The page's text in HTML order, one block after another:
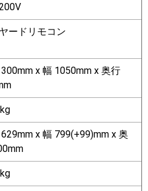
ードリモコン
x 幅 1050mm x 奥行
x 幅 799(+99)mm x 奥